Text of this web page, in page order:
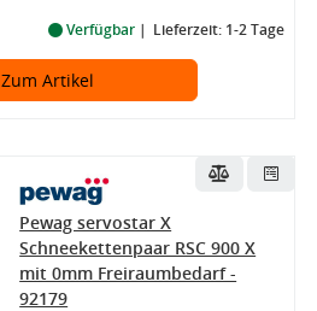
Verfügbar Lieferzeit: 1-2 Tage
Zum Artikel
Pewag servostar X
Schneekettenpaar RSC 900 X
mit 0mm Freiraumbedarf -
92179